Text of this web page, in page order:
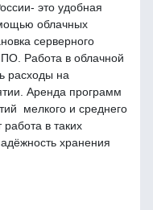
это удобная
облачных
серверного
Работа в облачной
расходы на
Аренда программ
мелкого и среднего
в таких
хранения